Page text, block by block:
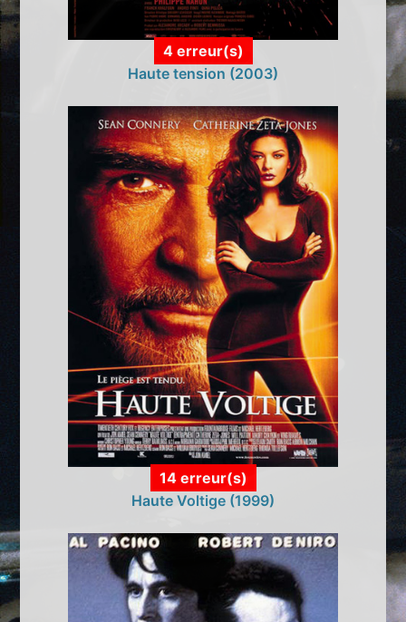
4 erreur(s)
Haute tension (2003)
14 erreur(s)
Haute Voltige (1999)